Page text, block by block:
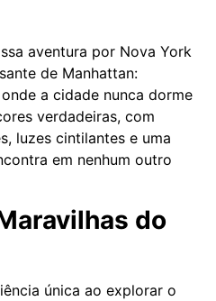
aventura por Nova York
de Manhattan:
a cidade nunca dorme
verdadeiras, com
luzes cintilantes e uma
em nenhum outro
do
única ao explorar o